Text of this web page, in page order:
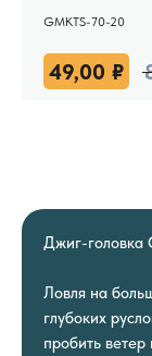
GMKTS-70-20
49,00 ₽
Джиг-головка
Ловля на
глубоких
пробить